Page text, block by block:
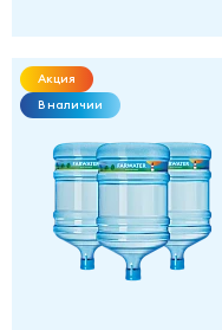
Акция
В наличии